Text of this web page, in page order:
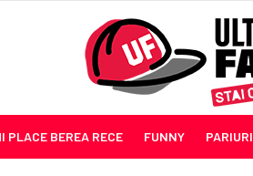
PLACE BEREA RECE FUNNY PARIURI